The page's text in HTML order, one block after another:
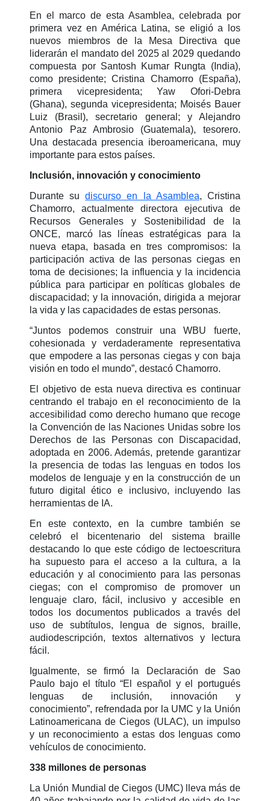
En el marco de esta Asamblea, celebrada por
primera vez en América Latina, se eligió a los
nuevos miembros de la Mesa Directiva que
liderarán el mandato del 2025 al 2029 quedando
compuesta por Santosh Kumar Rungta (India),
como presidente; Cristina Chamorro (España),
primera vicepresidenta; Yaw Ofori-Debra
(Ghana), segunda vicepresidenta; Moisés Bauer
Luiz (Brasil), secretario general; y Alejandro
Antonio Paz Ambrosio (Guatemala), tesorero.
Una destacada presencia iberoamericana, muy
importante para estos países.
Inclusión, innovación y conocimiento
Durante sudiscurso en la Asamblea, Cristina
Chamorro, actualmente directora ejecutiva de
Recursos Generales y Sostenibilidad de la
ONCE, marcó las líneas estratégicas para la
nueva etapa, basada en tres compromisos: la
participación activa de las personas ciegas en
toma de decisiones; la influencia y la incidencia
pública para participar en políticas globales de
discapacidad; y la innovación, dirigida a mejorar
la vida y las capacidades de estas personas.
“Juntos podemos construir una WBU fuerte,
cohesionada y verdaderamente representativa
que empodere a las personas ciegas y con baja
visión en todo el mundo”, destacó Chamorro.
El objetivo de esta nueva directiva es continuar
centrando el trabajo en el reconocimiento de la
accesibilidad como derecho humano que recoge
la Convención de las Naciones Unidas sobre los
Derechos de las Personas con Discapacidad,
adoptada en 2006. Además, pretende garantizar
la presencia de todas las lenguas en todos los
modelos de lenguaje y en la construcción de un
futuro digital ético e inclusivo, incluyendo las
herramientas de IA.
En este contexto, en la cumbre también se
celebró el bicentenario del sistema braille
destacando lo que este código de lectoescritura
ha supuesto para el acceso a la cultura, a la
educación y al conocimiento para las personas
ciegas; con el compromiso de promover un
lenguaje claro, fácil, inclusivo y accesible en
todos los documentos publicados a través del
uso de subtítulos, lengua de signos, braille,
audiodescripción, textos alternativos y lectura
fácil.
Igualmente, se firmó la Declaración de Sao
Paulo bajo el título “El español y el portugués
lenguas de inclusión, innovación y
conocimiento”, refrendada por la UMC y la Unión
Latinoamericana de Ciegos (ULAC), un impulso
y un reconocimiento a estas dos lenguas como
vehículos de conocimiento.
338 millones de personas
La Unión Mundial de Ciegos (UMC) lleva más de